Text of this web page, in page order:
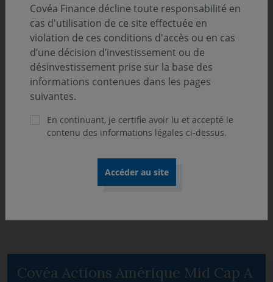
ajouter un surcroît de croissance. »
Vincent HADERER, Responsable du pôle Gestion Amérique et
Monde
Découvrez l'article en
intégralité sur lerevenu.com
Covéa Actions Amérique Mid Cap A
Covéa Finance décline toute responsabilité en
cas d'utilisation de ce site effectuée en
violation de ces conditions d'accès ou en cas
d’une décision d’investissement ou de
désinvestissement prise sur la base des
informations contenues dans les pages
suivantes.
En continuant, je certifie avoir lu et accepté le
contenu des informations légales ci-dessus.